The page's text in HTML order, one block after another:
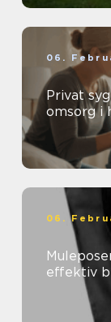
06.
Privat
omsorg i
06.
effektiv